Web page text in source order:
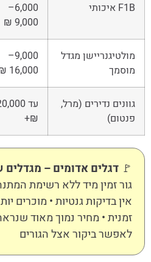
F1B איכותי
6,000–
9,000 ₪
מולטיגנריישן מגדל
מוסמך
9,000–
16,000 ₪
גוונים נדירים (מרל,
פנטום)
עד
₪+
🚩 דגלים אדומים –
גור זמין מיד ללא רשימת
אין בדיקות גנטיות • מוכרים
זמנית • מחיר נמוך מאוד
לאפשר ביקור אצל הגורים